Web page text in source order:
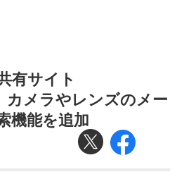
有サイト
、カメラやレンズのメー
機能を追加